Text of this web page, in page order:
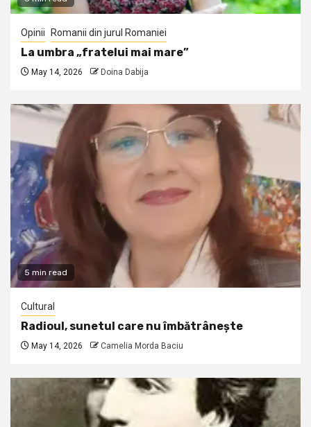
Opinii Romanii din jurul Romaniei
La umbra „fratelui mai mare”
May 14, 2026 Doina Dabija
5 min read
Cultural
Radioul, sunetul care nu îmbătrânește
May 14, 2026 Camelia Morda Baciu